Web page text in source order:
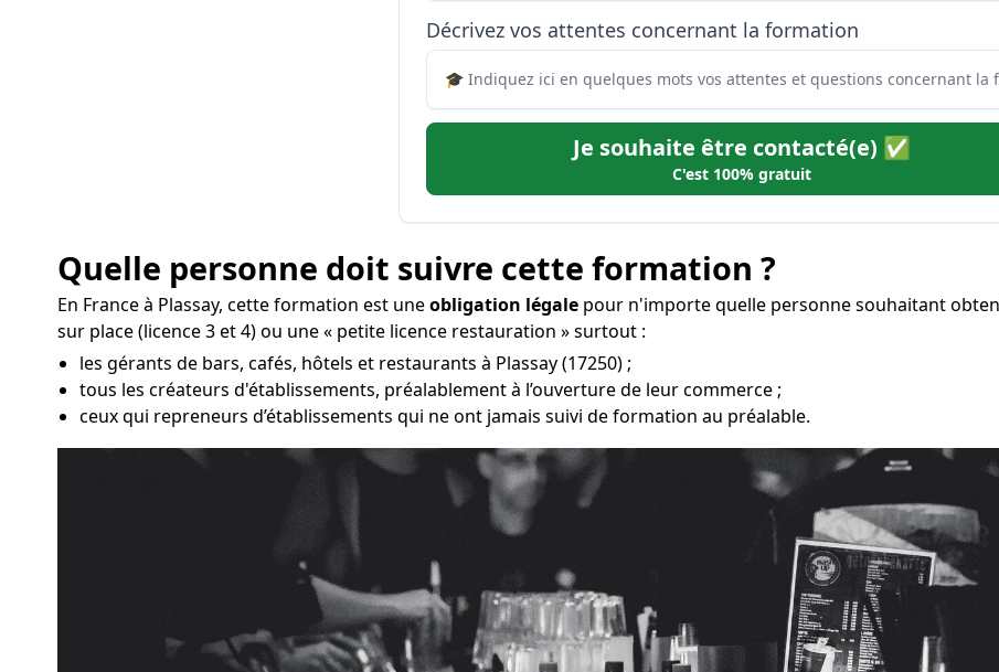
Décrivez vos attentes concernant la formation
Je souhaite être contacté(e) ✅
C'est 100% gratuit
Quelle personne doit suivre cette formation ?
En France à Plassay, cette formation est uneobligation légale pour n'importe quelle personne souhaitant
sur place (licence 3 et 4) ou une « petite licence restauration » surtout :
les gérants de bars, cafés, hôtels et restaurants à Plassay (17250) ;
tous les créateurs d'établissements, préalablement à l’ouverture de leur commerce ;
ceux qui repreneurs d’établissements qui ne ont jamais suivi de formation au préalable.